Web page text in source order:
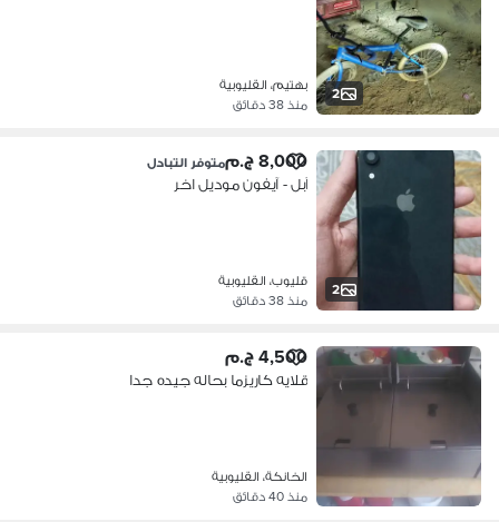
2
بهتيم، القليوبية
منذ 38 دقائق
2
8,000 ج.م متوفر التبادل
آبل - آيفون موديل اخر
قليوب، القليوبية
منذ 38 دقائق
4,500 ج.م
قلايه كاريزما بحاله جيده جدا
الخانكة، القليوبية
منذ 40 دقائق